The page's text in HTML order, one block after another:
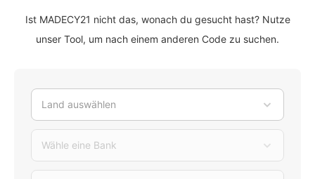
Ist MADECY21 nicht das, wonach du gesucht hast? Nutze
unser Tool, um nach einem anderen Code zu suchen.
Land auswählen
Wähle eine Bank